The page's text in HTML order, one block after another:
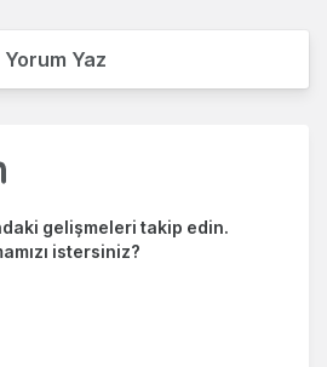
Yorum Yaz
gelişmeleri takip edin.
istersiniz?